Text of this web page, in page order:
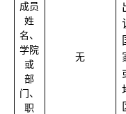
成员
姓
名、
学院
或
部
门、
职
无